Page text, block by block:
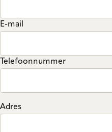
E-mail
Telefoonnummer
Adres